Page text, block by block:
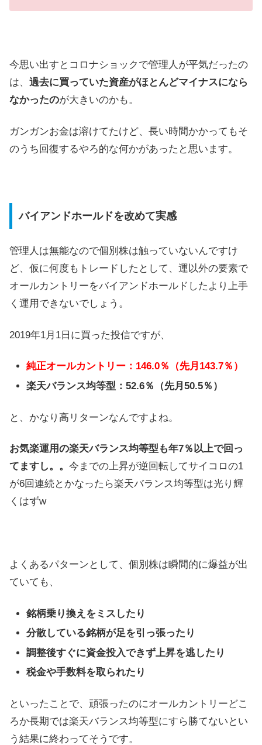
今思い出すとコロナショックで管理人が平気だったの
は、 過去に買っていた資産がほとんどマイナスになら
なかったのが大きいのかも。
ガンガンお金は溶けてたけど、長い時間かかってもそ
のうち回復するやろ的な何かがあったと思います。
バイアンドホールドを改めて実感
管理人は無能なので個別株は触っていないんですけ
ど、仮に何度もトレードしたとして、運以外の要素で
オールカントリーをバイアンドホールドしたより上手
く運用できないでしょう。
2019年1月1日に買った投信ですが、
純正オールカントリー：146.0％（先月143.7％）
楽天バランス均等型：52.6％（先月50.5％）
と、かなり高リターンなんですよね。
お気楽運用の楽天バランス均等型も年7％以上で回っ
てますし。。 今までの上昇が逆回転してサイコロの1
が6回連続とかなったら楽天バランス均等型は光り輝
くはずw
よくあるパターンとして、個別株は瞬間的に爆益が出
ていても、
銘柄乗り換えをミスしたり
分散している銘柄が足を引っ張ったり
調整後すぐに資金投入できず上昇を逃したり
税金や手数料を取られたり
といったことで、頑張ったのにオールカントリーどこ
ろか長期では楽天バランス均等型にすら勝てないとい
う結果に終わってそうです。